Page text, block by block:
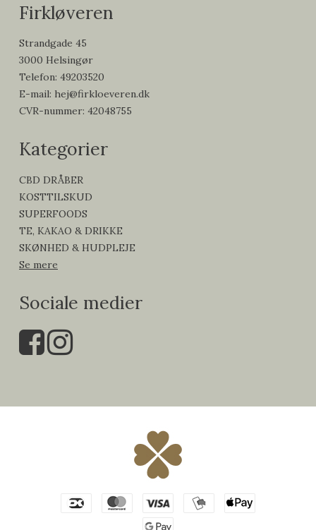
Firkløveren
Strandgade 45
3000 Helsingør
Telefon: 49203520
E-mail: hej@firkloeveren.dk
CVR-nummer: 42048755
Kategorier
CBD DRÅBER
KOSTTILSKUD
SUPERFOODS
TE, KAKAO & DRIKKE
SKØNHED & HUDPLEJE
Se mere
Sociale medier